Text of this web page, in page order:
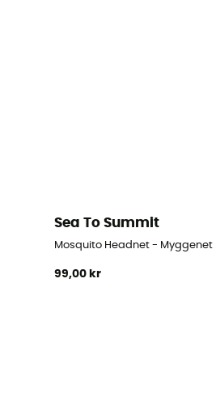
Sea To Summit
Mosquito Headnet - Myggenet
99,00 kr